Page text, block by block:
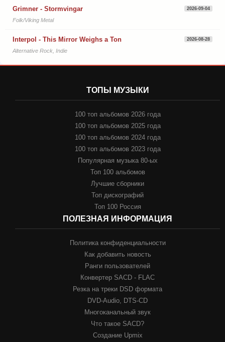
Grimner - Stormvingar 2026-09-04
Folk/Viking Metal
Interpol - This Mirror Weighs a Ton 2026-08-28
Alternative Rock, Indie
ТОПЫ МУЗЫКИ
100 топ альбомов 2026 года
100 топ альбомов 2025 года
100 топ альбомов 2024 года
100 топ альбомов 2023 года
Популярная музыка 80-ых
Топ 100 альбомов
Лучшие сборники
Топ дискографий
Топ 100 Россия
ПОЛЕЗНАЯ ИНФОРМАЦИЯ
Политика конфиденциальности
Как добавить новость
Ранги пользователей
Конвертер SACD - FLAC
Резка на треки DSD формата
DVD-Audio, DTS-CD
Многоканальный звук
Что такое SACD?
Создание Upmix